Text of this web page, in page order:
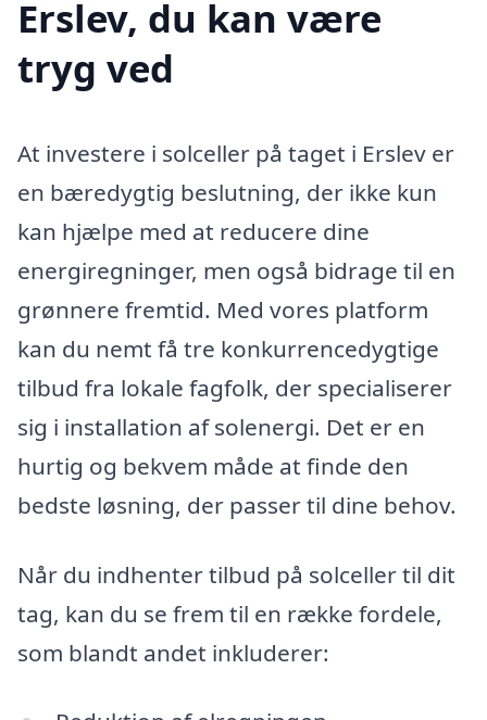
Erslev, du kan være
tryg ved
At investere i solceller på taget i Erslev er
en bæredygtig beslutning, der ikke kun
kan hjælpe med at reducere dine
energiregninger, men også bidrage til en
grønnere fremtid. Med vores platform
kan du nemt få tre konkurrencedygtige
tilbud fra lokale fagfolk, der specialiserer
sig i installation af solenergi. Det er en
hurtig og bekvem måde at finde den
bedste løsning, der passer til dine behov.
Når du indhenter tilbud på solceller til dit
tag, kan du se frem til en række fordele,
som blandt andet inkluderer: